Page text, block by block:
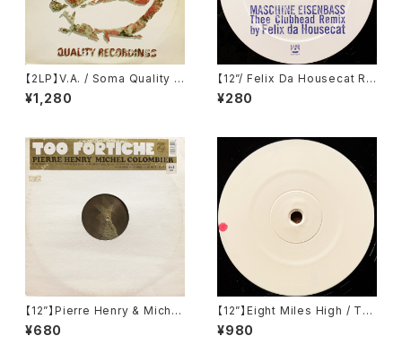
【2LP】V.A. / Soma Quality R
ecordings - Volume 3 (So
ma Quality Recordings) (S
¥1,280
【12”/ Felix Da Housecat Re
mix】Ironbase / Maschine E
isenbass (Club Culture)
¥280
【12”】Pierre Henry & Michel
Colombier / Too Fortiche
(Philips) (456 351-1)
¥680
【12”】Eight Miles High / Tw
o (Klang Elektronik) (KLAN
G 10)
¥980